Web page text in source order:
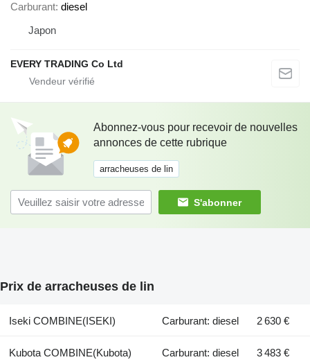
Carburant diesel
Japon
EVERY TRADING Co Ltd
Abonnez-vous pour recevoir de nouvelles
annonces de cette rubrique
arracheuses de lin
S'abonner
Prix de arracheuses de lin
Iseki COMBINE(ISEKI) Carburant: diesel 2 630 €
Kubota COMBINE(Kubota) Carburant: diesel 3 483 €